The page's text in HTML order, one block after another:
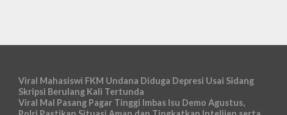
Viral Mahasiswi FKM Undana Diduga Depresi Usai Sidang
Skripsi Berulang Kali Tertunda
Viral Mal Pasang Pagar Tinggi Imbas Isu Demo Agustus,